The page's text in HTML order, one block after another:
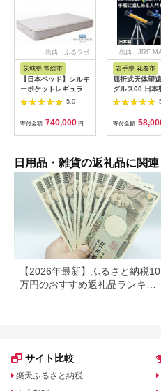
出典：ふるラボ
茨城県 常総市
【日本ベッド】シルキ
ーポケットレギュラー
11334 シングル 日本
ベッド シルキーポケ
ットレギュラー シン
グル 通気性 ロングセ
ラー 放湿性 ※沖縄
5.0
寄付金額: 740,000 円
出典：JRE
岩手県 花巻市
屈折式天体望
グルス60 日本
者用 スマホ撮
ー：オレンジ）
【1835-2】
寄付金額:
日用品・雑貨の返礼品に関
【2026年最新】ふるさと納税10
万円のおすすめ返礼品ランキン
サイト比較
楽天ふるさと納税